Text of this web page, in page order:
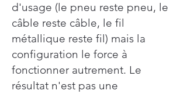
d'usage (le pneu reste pneu, le
câble reste câble, le fil
métallique reste fil) mais la
configuration le force à
fonctionner autrement. Le
résultat n'est pas une